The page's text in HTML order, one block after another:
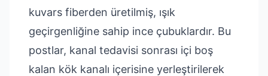
kuvars fiberden üretilmiş, ışık
geçirgenliğine sahip ince çubuklardır. Bu
postlar, kanal tedavisi sonrası içi boş
kalan kök kanalı içerisine yerleştirilerek